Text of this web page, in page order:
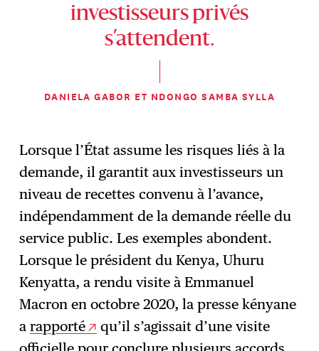
investisseurs privés
s’attendent.
DANIELA GABOR ET NDONGO SAMBA SYLLA
Lorsque l’État assume les risques liés à la
demande, il garantit aux investisseurs un
niveau de recettes convenu à l’avance,
indépendamment de la demande réelle du
service public. Les exemples abondent.
Lorsque le président du Kenya, Uhuru
Kenyatta, a rendu visite à Emmanuel
Macron en octobre 2020, la presse kényane
arapporté
qu’il s’agissait d’une visite